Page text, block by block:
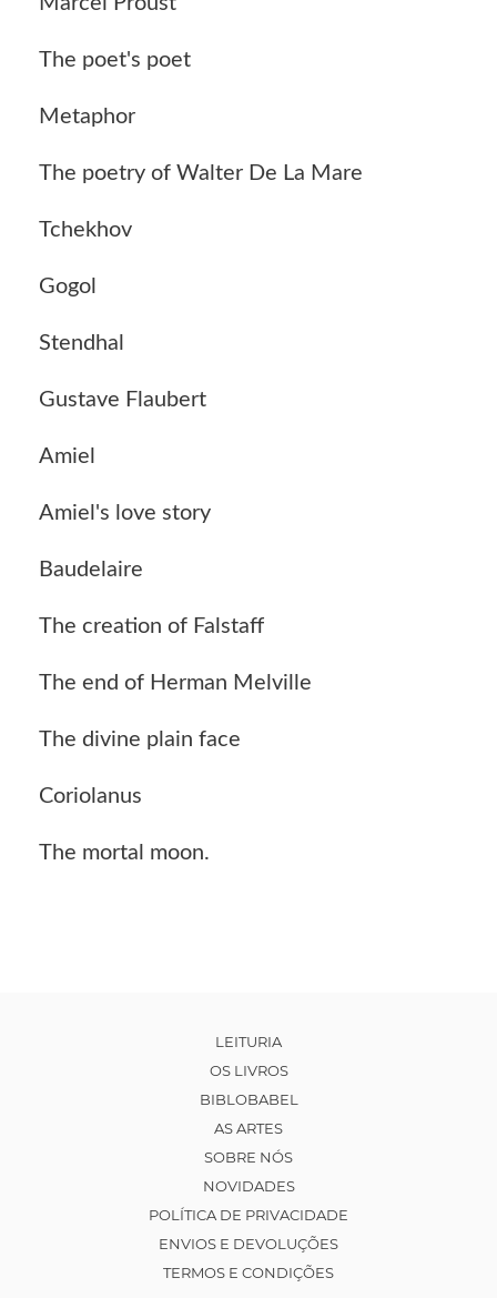
The poet's poet
Metaphor
The poetry of Walter De La Mare
Tchekhov
Gogol
Stendhal
Gustave Flaubert
Amiel
Amiel's love story
Baudelaire
The creation of Falstaff
The end of Herman Melville
The divine plain face
Coriolanus
The mortal moon.
LEITURIA
OS LIVROS
BIBLOBABEL
AS ARTES
SOBRE NÓS
NOVIDADES
POLÍTICA DE PRIVACIDADE
ENVIOS E DEVOLUÇÕES
TERMOS E CONDIÇÕES